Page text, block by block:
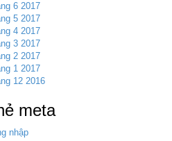
6 2017
5 2017
4 2017
3 2017
2 2017
1 2017
12 2016
meta
nhập